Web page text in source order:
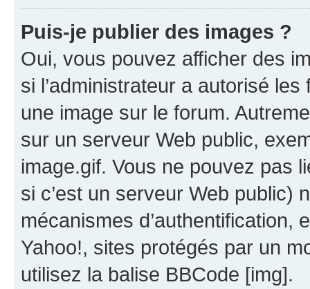
Puis-je publier des images ?
Oui, vous pouvez afficher des
si l’administrateur a autorisé
une image sur le forum.
sur un serveur Web public,
image.gif. Vous ne pouvez pas
si c’est un serveur Web public)
mécanismes d’authentification,
Yahoo!, sites protégés par un
utilisez la balise BBCode [img].